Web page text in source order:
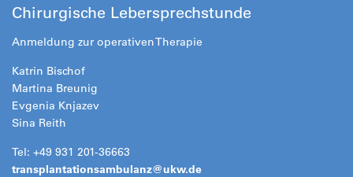
Chirurgische Lebersprechstunde
Anmeldung zur operativen Therapie
Katrin Bischof
Martina Breunig
Evgenia Knjazev
Sina Reith
Tel: +49 931 201-36663
transplantationsambulanz@ukw.de